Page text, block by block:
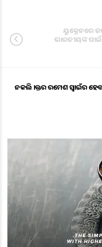
ୟୁକ୍ରେନରେ
ଭାରତୀୟଙ୍କ
ନକଲି ଡାକ୍ତର ରମେଶ ସ୍ୱାଇଁର